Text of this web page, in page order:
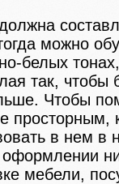
можно
белых
так, чтобы
Чтобы
просторным,
в нем в
мебели,